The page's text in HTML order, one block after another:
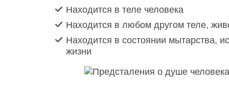
Находится в теле человека
Находится в любом другом теле,
Находится в состоянии мытарства,
жизни